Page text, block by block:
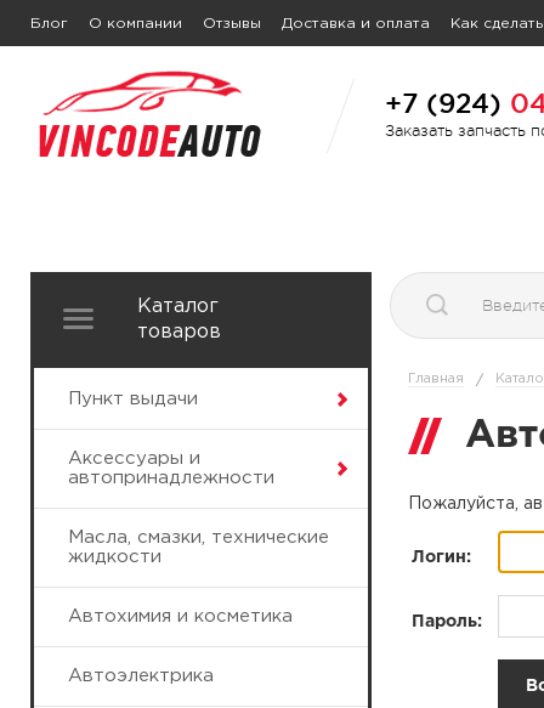
Блог О компании Отзывы Доставка и оплата Как
+7 (924)
Заказать запчасть
Каталог
товаров
Пункт выдачи
Аксессуары и
автопринадлежности
Масла, смазки, технические
жидкости
Автохимия и косметика
Автоэлектрика
Главная /
Пожалуйста,
Логин:
Пароль: